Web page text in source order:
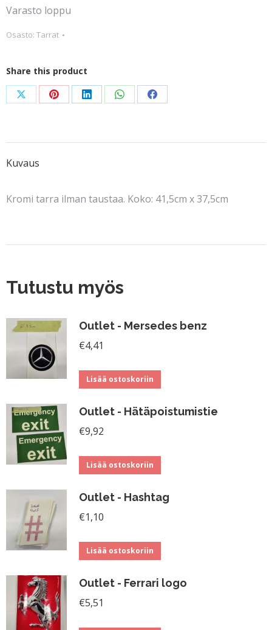
Varasto loppu
Osasto: Tarrat
Share this product
Share
X
Share
Pinterest
Share
LinkedIn
Share
WhatsApp
Share
Facebook
Kuvaus
Kromi tarra ilman taustaa. Koko: 41,5cm x 37,5cm
Tutustu myös
Outlet - Mersedes benz
€4,41
Lisää ostoskoriin
Outlet - Hätäpoistumistie
€9,92
Lisää ostoskoriin
Outlet - Hashtag
€1,10
Lisää ostoskoriin
Outlet - Ferrari logo
€5,51